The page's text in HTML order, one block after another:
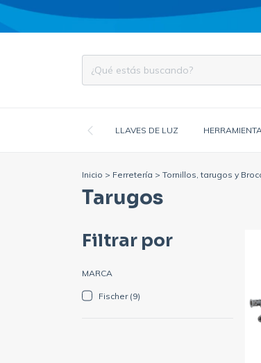
LLAVES DE LUZ
Inicio > Ferretería > Tornillos, tarugos y
Tarugos
Filtrar por
MARCA
Fischer (9)